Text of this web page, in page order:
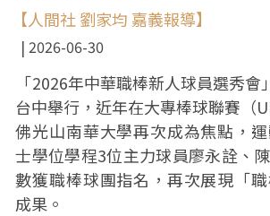
【人間社 劉家均 嘉義報導】
2026-06-30
「2026年中華職棒新人球員選秀
台中舉行，近年在大專棒球聯賽（
佛光山南華大學再次成為焦點，
士學位學程3位主力球員廖永詮、
數獲職棒球團指名，再次展現「
成果。